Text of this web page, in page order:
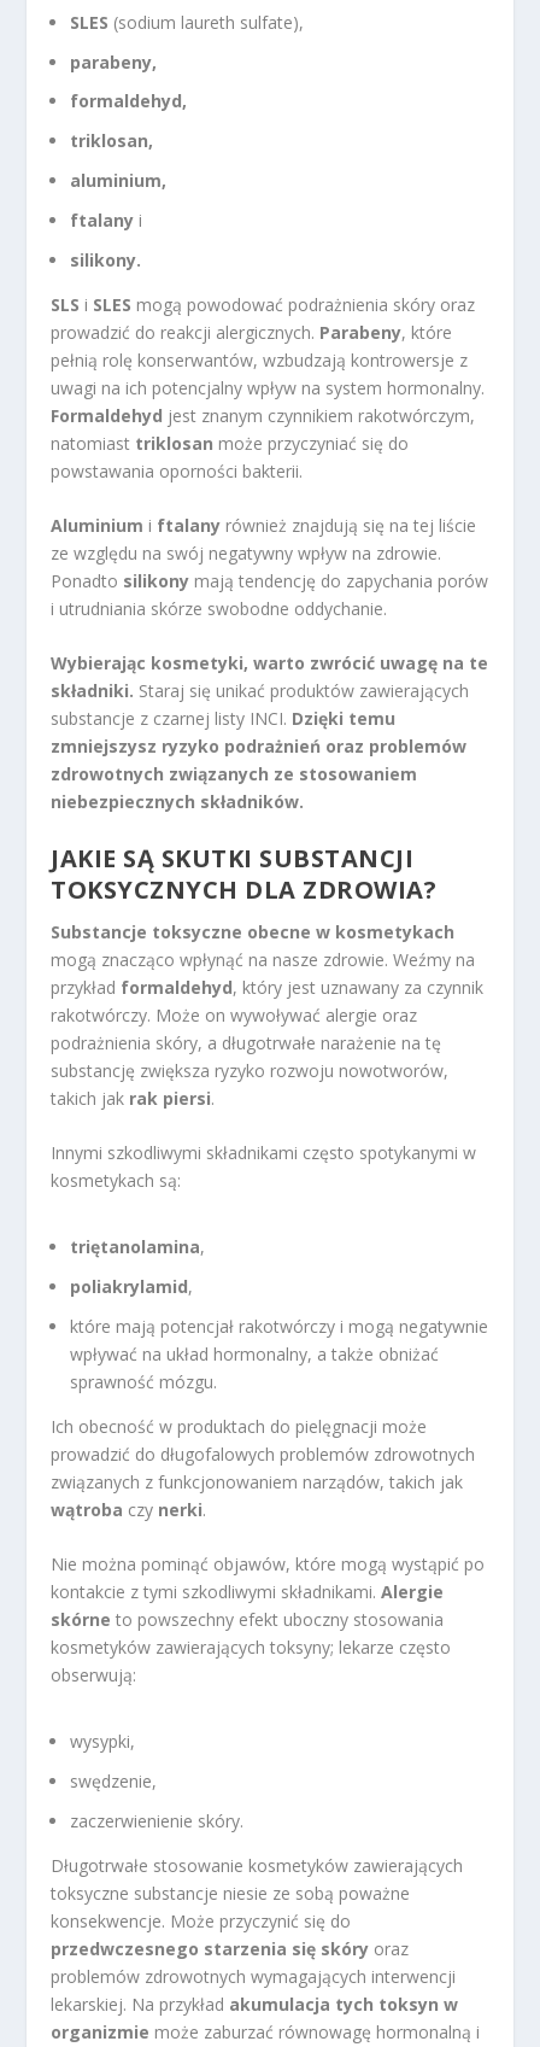
SLES (sodium laureth sulfate),
parabeny,
formaldehyd,
triklosan,
aluminium,
ftalany i
silikony.
SLS i SLES mogą powodować podrażnienia skóry oraz
prowadzić do reakcji alergicznych. Parabeny, które
pełnią rolę konserwantów, wzbudzają kontrowersje z
uwagi na ich potencjalny wpływ na system hormonalny.
Formaldehyd jest znanym czynnikiem rakotwórczym,
natomiast triklosan może przyczyniać się do
powstawania oporności bakterii.
Aluminium i ftalany również znajdują się na tej liście
ze względu na swój negatywny wpływ na zdrowie.
Ponadto silikony mają tendencję do zapychania porów
i utrudniania skórze swobodne oddychanie.
Wybierając kosmetyki, warto zwrócić uwagę na te
składniki. Staraj się unikać produktów zawierających
substancje z czarnej listy INCI. Dzięki temu
zmniejszysz ryzyko podrażnień oraz problemów
zdrowotnych związanych ze stosowaniem
niebezpiecznych składników.
JAKIE SĄ SKUTKI SUBSTANCJI
TOKSYCZNYCH DLA ZDROWIA?
Substancje toksyczne obecne w kosmetykach
mogą znacząco wpłynąć na nasze zdrowie. Weźmy na
przykład formaldehyd, który jest uznawany za czynnik
rakotwórczy. Może on wywoływać alergie oraz
podrażnienia skóry, a długotrwałe narażenie na tę
substancję zwiększa ryzyko rozwoju nowotworów,
takich jak rak piersi.
Innymi szkodliwymi składnikami często spotykanymi w
kosmetykach są:
triętanolamina,
poliakrylamid,
które mają potencjał rakotwórczy i mogą negatywnie
wpływać na układ hormonalny, a także obniżać
sprawność mózgu.
Ich obecność w produktach do pielęgnacji może
prowadzić do długofalowych problemów zdrowotnych
związanych z funkcjonowaniem narządów, takich jak
wątroba czy nerki.
Nie można pominąć objawów, które mogą wystąpić po
kontakcie z tymi szkodliwymi składnikami.Alergie
skórne to powszechny efekt uboczny stosowania
kosmetyków zawierających toksyny; lekarze często
obserwują:
wysypki,
swędzenie,
zaczerwienienie skóry.
Długotrwałe stosowanie kosmetyków zawierających
toksyczne substancje niesie ze sobą poważne
konsekwencje. Może przyczynić się do
przedwczesnego starzenia się skóry oraz
problemów zdrowotnych wymagających interwencji
lekarskiej. Na przykład akumulacja tych toksyn w
organizmie może zaburzać równowagę hormonalną i